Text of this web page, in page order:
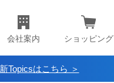
会社案内 ショッピング
Topicsはこちら ＞